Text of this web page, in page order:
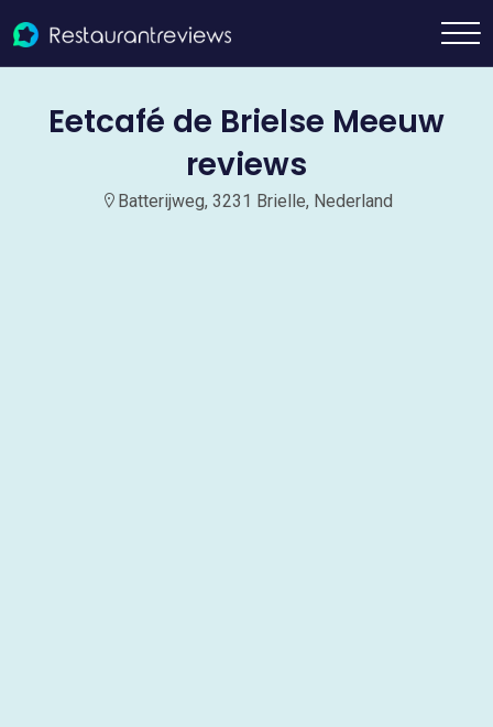
Eetcafé de Brielse Meeuw
reviews
Batterijweg, 3231 Brielle, Nederland